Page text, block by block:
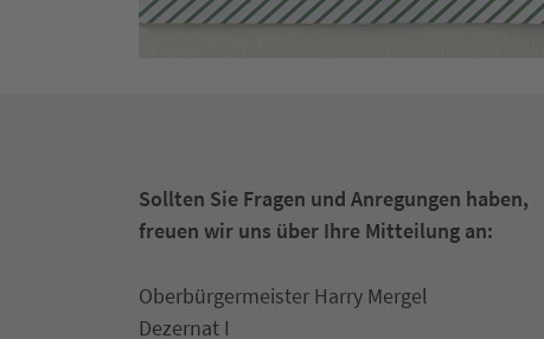
Sollten Sie Fragen und Anregungen haben,
freuen wir uns über Ihre Mitteilung an:
Oberbürgermeister Harry Mergel
Dezernat I